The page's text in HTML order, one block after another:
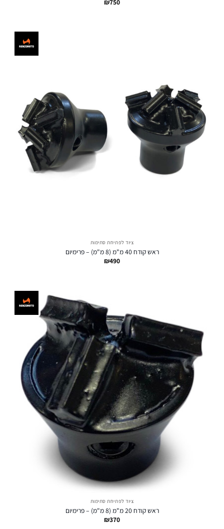
ציוד לפתיחת סתימות
ראש קודח 40 מ"מ (8 מ"מ) – פרימיום
₪490
ציוד לפתיחת סתימות
ראש קודח 20 מ"מ (8 מ"מ) – פרימיום
₪370